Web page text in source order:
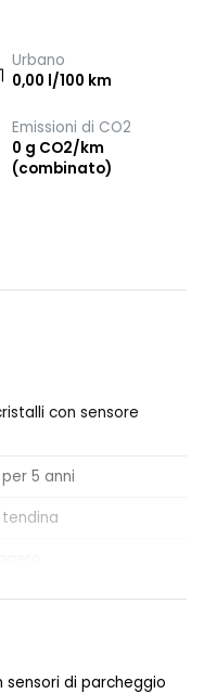
Urbano
0,00 l/100 km
Emissioni di CO2
0 g CO2/km
(combinato)
con sensore
5 anni
3 modalità
sensori di parcheggio